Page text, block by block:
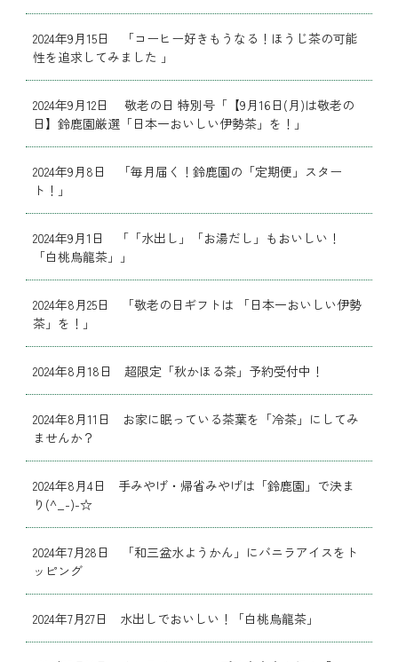
2024年9月15日 「コーヒー好きもうなる！ほうじ茶の可能
性を追求してみました 」
2024年9月12日 敬老の日 特別号「【9月16日(月)は敬老の
日】鈴鹿園厳選「日本一おいしい伊勢茶」を！」
2024年9月8日 「毎月届く！鈴鹿園の「定期便」スター
ト！」
2024年9月1日 「「水出し」「お湯だし」もおいしい！
「白桃烏龍茶」」
2024年8月25日 「敬老の日ギフトは 「日本一おいしい伊勢
茶」を！」
2024年8月18日 超限定「秋かほる茶」予約受付中！
2024年8月11日 お家に眠っている茶葉を「冷茶」にしてみ
ませんか？
2024年8月4日 手みやげ・帰省みやげは「鈴鹿園」で決ま
り(^_-)-☆
2024年7月28日 「和三盆水ようかん」にバニラアイスをト
ッピング
2024年7月27日 水出しでおいしい！「白桃烏龍茶」